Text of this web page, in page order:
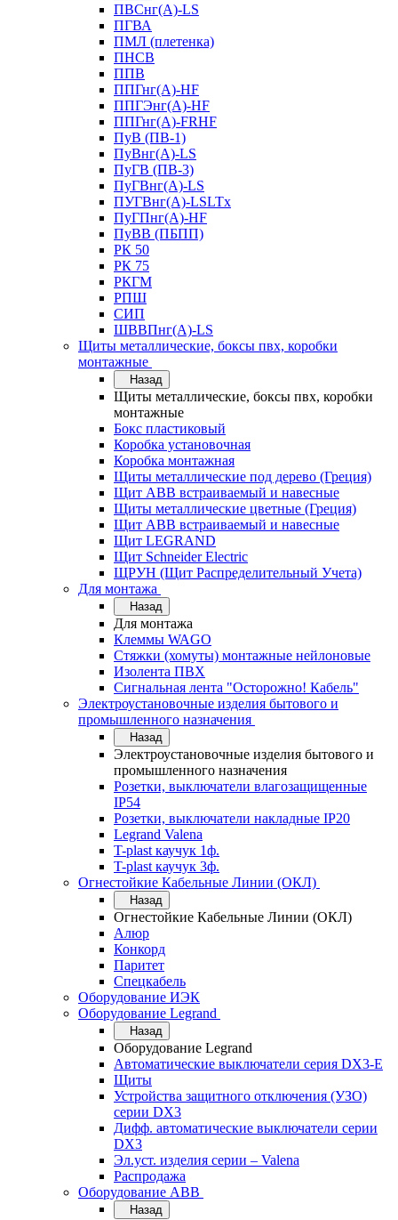
ПВСнг(А)-LS
ПГВА
ПМЛ (плетенка)
ПНСВ
ППВ
ППГнг(А)-HF
ППГЭнг(А)-HF
ППГнг(А)-FRHF
ПуВ (ПВ-1)
ПуВнг(А)-LS
ПуГВ (ПВ-3)
ПуГВнг(А)-LS
ПУГВнг(А)-LSLTx
ПуГПнг(А)-HF
ПуВВ (ПБПП)
РК 50
РК 75
РКГМ
РПШ
СИП
ШВВПнг(А)-LS
Щиты металлические, боксы пвх, коробки
монтажные
Назад
Щиты металлические, боксы пвх, коробки
монтажные
Бокс пластиковый
Коробка установочная
Коробка монтажная
Щиты металлические под дерево (Греция)
Щит ABB встраиваемый и навесные
Щиты металлические цветные (Греция)
Щит ABB встраиваемый и навесные
Щит LEGRAND
Щит Schneider Electric
ЩРУН (Щит Распределительный Учета)
Для монтажа
Назад
Для монтажа
Клеммы WAGO
Стяжки (хомуты) монтажные нейлоновые
Изолента ПВХ
Сигнальная лента "Осторожно! Кабель"
Электроустановочные изделия бытового и
промышленного назначения
Назад
Электроустановочные изделия бытового и
промышленного назначения
Розетки, выключатели влагозащищенные
IP54
Розетки, выключатели накладные IP20
Legrand Valena
T-plast каучук 1ф.
T-plast каучук 3ф.
Огнестойкие Кабельные Линии (ОКЛ)
Назад
Огнестойкие Кабельные Линии (ОКЛ)
Алюр
Конкорд
Паритет
Спецкабель
Оборудование ИЭК
Оборудование Legrand
Назад
Оборудование Legrand
Автоматические выключатели серия DX3-E
Щиты
Устройства защитного отключения (УЗО)
серии DX3
Дифф. автоматические выключатели серии
DX3
Эл.уст. изделия серии – Valena
Распродажа
Оборудование АВВ
Назад